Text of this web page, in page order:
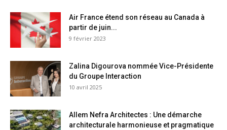
Air France étend son réseau au Canada à
partir de juin...
9 février 2023
Zalina Digourova nommée Vice-Présidente
du Groupe Interaction
10 avril 2025
Allem Nefra Architectes : Une démarche
architecturale harmonieuse et pragmatique